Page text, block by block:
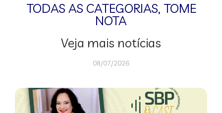
TODAS AS CATEGORIAS, TOME
NOTA
Veja mais notícias
08/07/2026